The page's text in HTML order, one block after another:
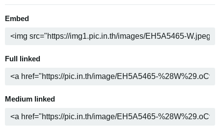
Embed
Full linked
Medium linked